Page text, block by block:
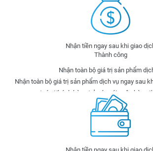
Nhận tiền ngay sau khi giao
Thành công
Nhận toàn bộ giá trị sản phẩm
Nhận toàn bộ giá trị sản phẩm dịch vụ ngay sau
toán.Khách hàng trả góp với ngân hàng